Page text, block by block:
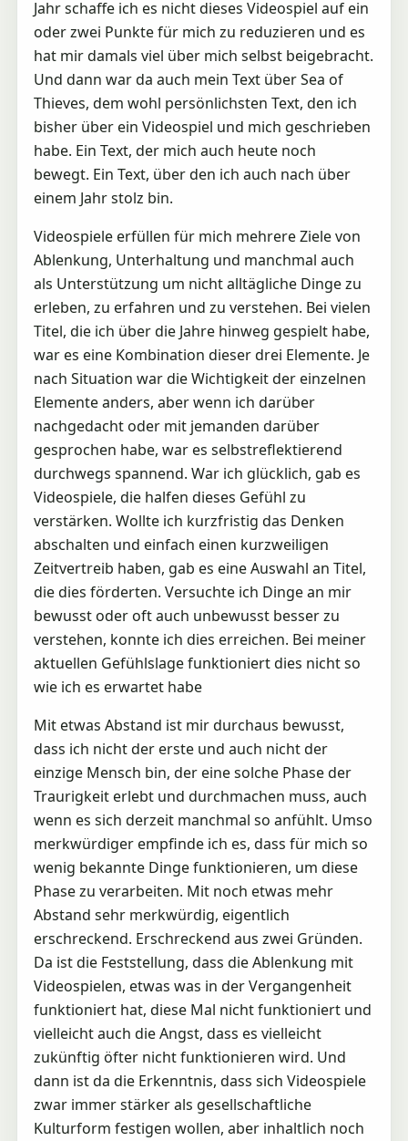
Jahr schaffe ich es nicht dieses Videospiel auf ein
oder zwei Punkte für mich zu reduzieren und es
hat mir damals viel über mich selbst beigebracht.
Und dann war da auch mein Text über Sea of
Thieves, dem wohl persönlichsten Text, den ich
bisher über ein Videospiel und mich geschrieben
habe. Ein Text, der mich auch heute noch
bewegt. Ein Text, über den ich auch nach über
einem Jahr stolz bin.
Videospiele erfüllen für mich mehrere Ziele von
Ablenkung, Unterhaltung und manchmal auch
als Unterstützung um nicht alltägliche Dinge zu
erleben, zu erfahren und zu verstehen. Bei vielen
Titel, die ich über die Jahre hinweg gespielt habe,
war es eine Kombination dieser drei Elemente. Je
nach Situation war die Wichtigkeit der einzelnen
Elemente anders, aber wenn ich darüber
nachgedacht oder mit jemanden darüber
gesprochen habe, war es selbstreflektierend
durchwegs spannend. War ich glücklich, gab es
Videospiele, die halfen dieses Gefühl zu
verstärken. Wollte ich kurzfristig das Denken
abschalten und einfach einen kurzweiligen
Zeitvertreib haben, gab es eine Auswahl an Titel,
die dies förderten. Versuchte ich Dinge an mir
bewusst oder oft auch unbewusst besser zu
verstehen, konnte ich dies erreichen. Bei meiner
aktuellen Gefühlslage funktioniert dies nicht so
wie ich es erwartet habe
Mit etwas Abstand ist mir durchaus bewusst,
dass ich nicht der erste und auch nicht der
einzige Mensch bin, der eine solche Phase der
Traurigkeit erlebt und durchmachen muss, auch
wenn es sich derzeit manchmal so anfühlt. Umso
merkwürdiger empfinde ich es, dass für mich so
wenig bekannte Dinge funktionieren, um diese
Phase zu verarbeiten. Mit noch etwas mehr
Abstand sehr merkwürdig, eigentlich
erschreckend. Erschreckend aus zwei Gründen.
Da ist die Feststellung, dass die Ablenkung mit
Videospielen, etwas was in der Vergangenheit
funktioniert hat, diese Mal nicht funktioniert und
vielleicht auch die Angst, dass es vielleicht
zukünftig öfter nicht funktionieren wird. Und
dann ist da die Erkenntnis, dass sich Videospiele
zwar immer stärker als gesellschaftliche
Kulturform festigen wollen, aber inhaltlich noch